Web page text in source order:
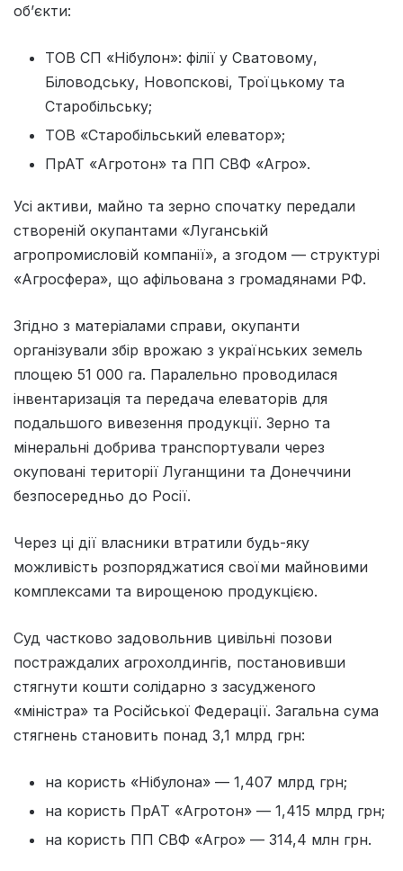
об’єкти:
ТОВ СП «Нібулон»: філії у Сватовому,
Біловодську, Новопскові, Троїцькому та
Старобільську;
ТОВ «Старобільський елеватор»;
ПрАТ «Агротон» та ПП СВФ «Агро».
Усі активи, майно та зерно спочатку передали
створеній окупантами «Луганській
агропромисловій компанії», а згодом — структурі
«Агросфера», що афільована з громадянами РФ.
Згідно з матеріалами справи, окупанти
організували збір врожаю з українських земель
площею 51 000 га. Паралельно проводилася
інвентаризація та передача елеваторів для
подальшого вивезення продукції. Зерно та
мінеральні добрива транспортували через
окуповані території Луганщини та Донеччини
безпосередньо до Росії.
Через ці дії власники втратили будь-яку
можливість розпоряджатися своїми майновими
комплексами та вирощеною продукцією.
Суд частково задовольнив цивільні позови
постраждалих агрохолдингів, постановивши
стягнути кошти солідарно з засудженого
«міністра» та Російської Федерації. Загальна сума
стягнень становить понад 3,1 млрд грн:
на користь «Нібулона» — 1,407 млрд грн;
на користь ПрАТ «Агротон» — 1,415 млрд грн;
на користь ПП СВФ «Агро» — 314,4 млн грн.